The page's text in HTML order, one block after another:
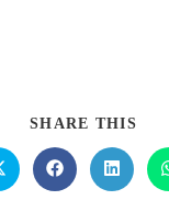
SHARE THIS